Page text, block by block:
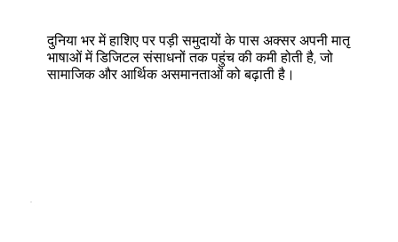
दुनिया भर में हाशिए पर पड़ी समुदायों के पास अक्सर अपनी मातृ
भाषाओं में डिजिटल संसाधनों तक पहुंच की कमी होती है, जो
सामाजिक और आर्थिक असमानताओं को बढ़ाती है।